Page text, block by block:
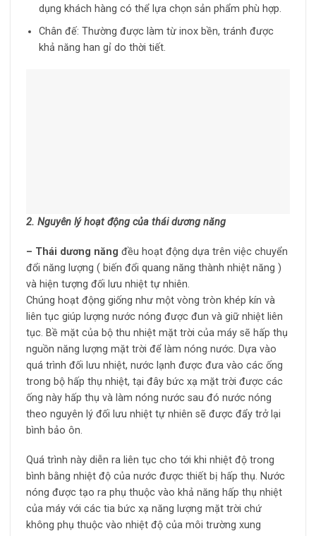
dụng khách hàng có thể lựa chọn sản phẩm phù hợp.
Chân đế: Thường được làm từ inox bền, tránh được
khả năng han gỉ do thời tiết.
2. Nguyên lý hoạt động của thái dương năng
– Thái dương năng đều hoạt động dựa trên việc chuyển
đổi năng lượng ( biến đổi quang năng thành nhiệt năng )
và hiện tượng đối lưu nhiệt tự nhiên.
Chúng hoạt động giống như một vòng tròn khép kín và
liên tục giúp lượng nước nóng được đun và giữ nhiệt liên
tục. Bề mặt của bộ thu nhiệt mặt trời của máy sẽ hấp thụ
nguồn năng lượng mặt trời để làm nóng nước. Dựa vào
quá trình đối lưu nhiệt, nước lạnh được đưa vào các ống
trong bộ hấp thụ nhiệt, tại đây bức xạ mặt trời được các
ống này hấp thụ và làm nóng nước sau đó nước nóng
theo nguyên lý đối lưu nhiệt tự nhiên sẽ được đẩy trở lại
bình bảo ôn.
Quá trình này diễn ra liên tục cho tới khi nhiệt độ trong
bình bằng nhiệt độ của nước được thiết bị hấp thụ. Nước
nóng được tạo ra phụ thuộc vào khả năng hấp thụ nhiệt
của máy với các tia bức xạ năng lượng mặt trời chứ
không phụ thuộc vào nhiệt độ của môi trường xung